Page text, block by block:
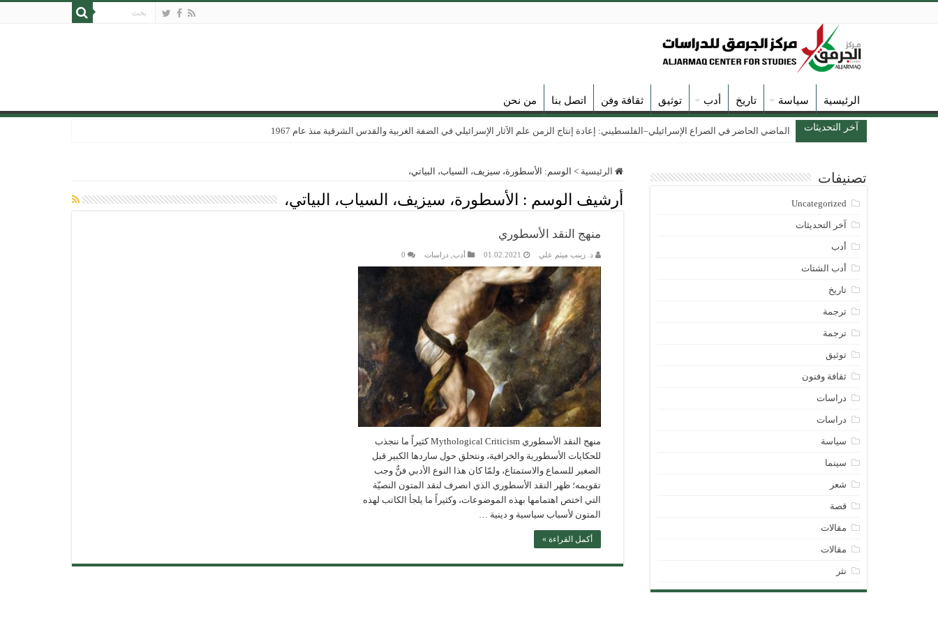
الرئيسية سياسة تاريخ أدب توثيق ثقافة وفن اتصل بنا من نحن
آخر التحديثات الماضي الحاضر في الصراع الإسرائيلي–الفلسطيني: إعادة إنتاج الزمن علم الآثار الإسرائيلي في الضفة الغربية والقدس الشرقية منذ عام 1967
الرئيسية > الوسم: الأسطورة، سيزيف، السياب، البياتي،
أرشيف الوسم : الأسطورة، سيزيف، السياب، البياتي،
منهج النقد الأسطوري
د. زينب ميثم علي 01.02.2021 أدب دراسات 0
منهج النقد الأسطوري Mythological Criticism كثيراً ما ننجذب
للحكايات الأسطورية والخرافية، ونتحلق حول ساردها الكبير قبل
الصغير للسماع والاستمتاع، ولمّا كان هذا النوع الأدبي فنٌّ وجب
تقويمه؛ ظهر النقد الأسطوري الذي انصرف لنقد المتون النصيّة
التي اختص اهتمامها بهذه الموضوعات، وكثيراً ما يلجأ الكاتب لهذه
المتون لأسباب سياسية و دينية …
أكمل القراءة »
تصنيفات
Uncategorized
آخر التحديثات
أدب
أدب الشتات
تاريخ
ترجمة
ترجمة
توثيق
ثقافة وفنون
دراسات
دراسات
سياسة
سينما
شعر
قصة
مقالات
مقالات
نثر